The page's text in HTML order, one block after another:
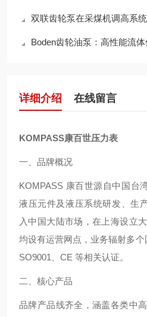
双联齿轮泵在采煤机调高系
Boden齿轮油泵：高性能流
详细介绍 在线留言
KOMPASS康百世压力表
一、品牌概况
KOMPASS 康百世源自中国台
液压元件及液压系统研发、生
入中国大陆市场，在上海设立
均设有运营网点，业务辐射多
SO9001、CE 等相关认证。
二、核心产品
品牌产品线齐全，涵盖各类中